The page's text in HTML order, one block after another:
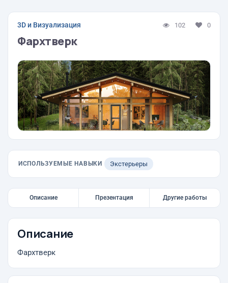
3D и Визуализация 102 0
Фархтверк
ИСПОЛЬЗУЕМЫЕ НАВЫКИ Экстерьеры
Описание Презентация Другие работы
Описание
Фархтверк